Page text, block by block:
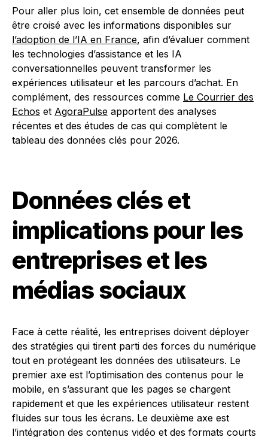
Pour aller plus loin, cet ensemble de données peut
être croisé avec les informations disponibles sur
l’adoption de l’IA en France, afin d’évaluer comment
les technologies d’assistance et les IA
conversationnelles peuvent transformer les
expériences utilisateur et les parcours d’achat. En
complément, des ressources comme Le Courrier des
Echos et AgoraPulse apportent des analyses
récentes et des études de cas qui complètent le
tableau des données clés pour 2026.
Données clés et
implications pour les
entreprises et les
médias sociaux
Face à cette réalité, les entreprises doivent déployer
des stratégies qui tirent parti des forces du numérique
tout en protégeant les données des utilisateurs. Le
premier axe est l’optimisation des contenus pour le
mobile, en s’assurant que les pages se chargent
rapidement et que les expériences utilisateur restent
fluides sur tous les écrans. Le deuxième axe est
l’intégration des contenus vidéo et des formats courts